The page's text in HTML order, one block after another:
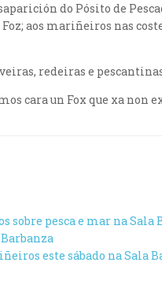
do Pósito de
Foz; aos mariñeiros nas
redeiras e
cara un Fox que xa non
sobre pesca e mar na
Barbanza
este sábado na Sala